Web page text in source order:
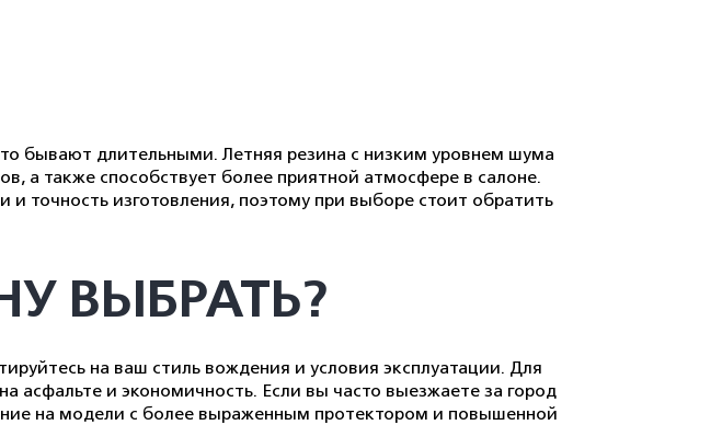
бывают длительными. Летняя резина с низким уровнем шума
а также способствует более приятной атмосфере в салоне.
точность изготовления, поэтому при выборе стоит обратить
ВЫБРАТЬ?
на ваш стиль вождения и условия эксплуатации. Для
асфальте и экономичность. Если вы часто выезжаете за город
на модели с более выраженным протектором и повышенной